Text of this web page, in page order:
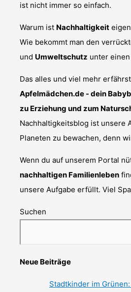
ist nicht immer so einfach.
Warum ist Nachhaltigkeit
Wie bekommt man den
und Umweltschutz unter einen
Das alles und viel mehr
Apfelmädchen.de - dein
zu Erziehung und zum
Nachhaltigkeitsblog ist unsere
Planeten zu bewachen, denn
Wenn du auf unserem Portal
nachhaltigen Familienleben
unsere Aufgabe erfüllt. Viel
Suchen
Neue Beiträge
Stadtkinder im